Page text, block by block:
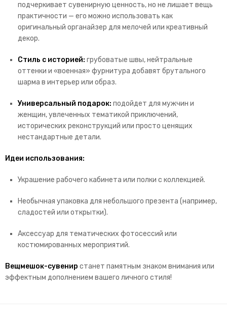
подчеркивает сувенирную ценность, но не лишает вещь
практичности — его можно использовать как
оригинальный органайзер для мелочей или креативный
декор.
Стиль с историей: грубоватые швы, нейтральные
оттенки и «военная» фурнитура добавят брутального
шарма в интерьер или образ.
Универсальный подарок: подойдет для мужчин и
женщин, увлеченных тематикой приключений,
исторических реконструкций или просто ценящих
нестандартные детали.
Идеи использования:
Украшение рабочего кабинета или полки с коллекцией.
Необычная упаковка для небольшого презента (например,
сладостей или открытки).
Аксессуар для тематических фотосессий или
костюмированных мероприятий.
Вещмешок-сувенир станет памятным знаком внимания или
эффектным дополнением вашего личного стиля!